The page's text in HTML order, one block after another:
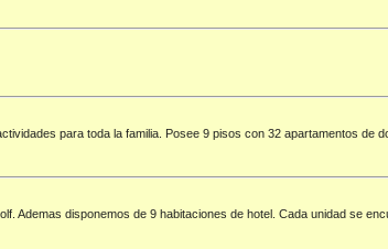
para toda la familia. Posee 9 pisos con 32 apartamentos de
Ademas disponemos de 9 habitaciones de hotel. Cada unidad se